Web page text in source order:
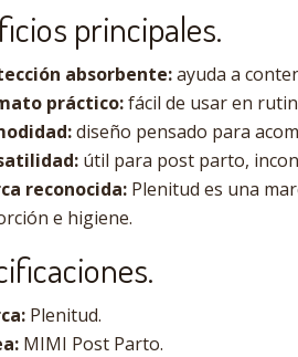
principales.
absorbente:ayuda a
práctico:fácil de usar en
diseño pensado para
útil para post parto,
reconocida: Plenitud es una
e higiene.
Plenitud.
MIMI Post Parto.